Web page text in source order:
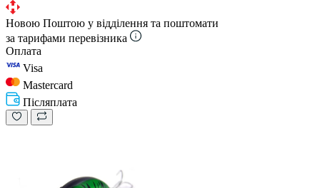
Новою Поштою у відділення та поштомати
за тарифами перевізника
Оплата
Visa
Mastercard
Післяплата